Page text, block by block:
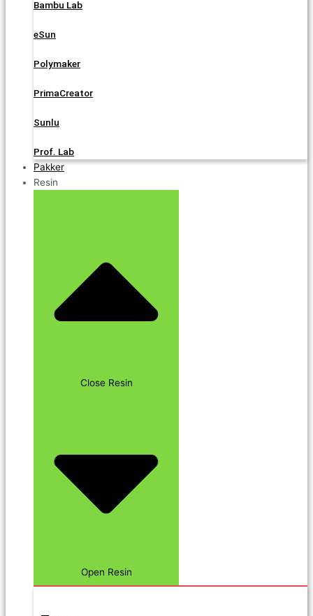
Bambu Lab
eSun
Polymaker
PrimaCreator
Sunlu
Prof. Lab
Pakker
Resin
Close Resin
Open Resin